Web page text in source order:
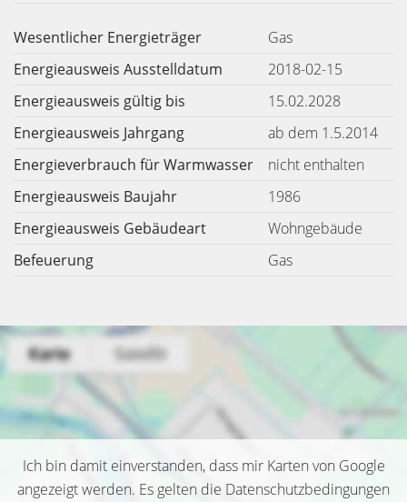
Wesentlicher Energieträger
Gas
Energieausweis Ausstelldatum
2018-02-15
Energieausweis gültig bis
15.02.2028
Energieausweis Jahrgang
ab dem 1.5.2014
Energieverbrauch für Warmwasser
nicht enthalten
Energieausweis Baujahr
1986
Energieausweis Gebäudeart
Wohngebäude
Befeuerung
Gas
Ich bin damit einverstanden, dass mir Karten von Google
angezeigt werden. Es gelten die Datenschutzbedingungen